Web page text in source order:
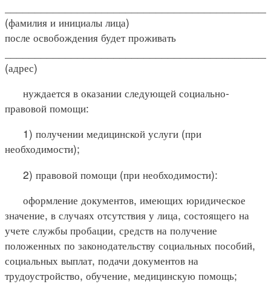
(фамилия и инициалы лица)
после освобождения будет проживать
(адрес)
нуждается в оказании следующей социально-
правовой помощи:
1) получении медицинской услуги (при
необходимости);
2) правовой помощи (при необходимости):
оформление документов, имеющих юридическое
значение, в случаях отсутствия у лица, состоящего на
учете службы пробации, средств на получение
положенных по законодательству социальных пособий,
социальных выплат, подачи документов на
трудоустройство, обучение, медицинскую помощь;